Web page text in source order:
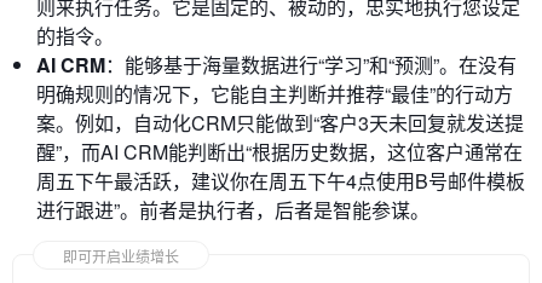
则来执行任务。它是固定的、被动的，忠实地执行您设定
的指令。
AI CRM：能够基于海量数据进行“学习”和“预测”。在没有
明确规则的情况下，它能自主判断并推荐“最佳”的行动方
案。例如，自动化CRM只能做到“客户3天未回复就发送提
醒”，而AI CRM能判断出“根据历史数据，这位客户通常在
周五下午最活跃，建议你在周五下午4点使用B号邮件模板
进行跟进”。前者是执行者，后者是智能参谋。
即可开启业绩增长